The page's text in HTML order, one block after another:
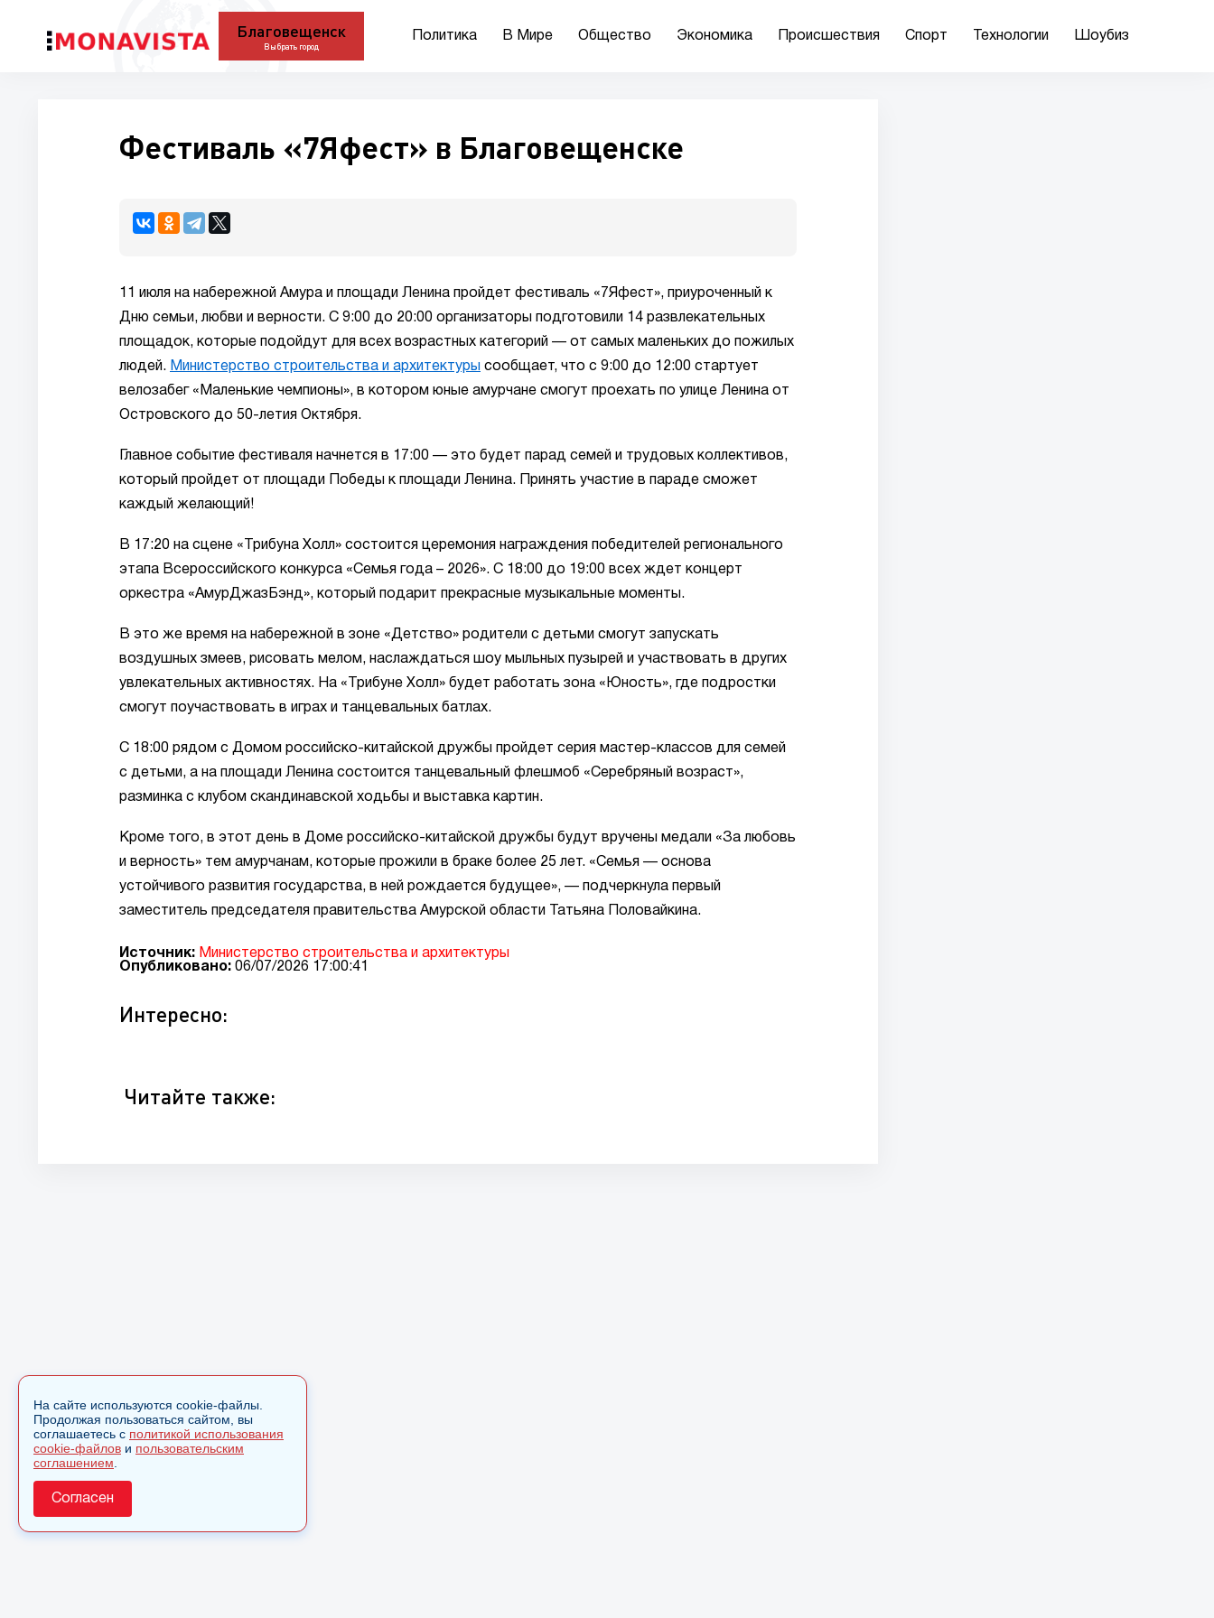
Благовещенск
Выбрать город
Политика В Мире Общество Экономика Происшествия Спорт Технологии Шоубиз
Фестиваль «7Яфест» в Благовещенске
11 июля на набережной Амура и площади Ленина пройдет фестиваль «7Яфест», приуроченный к
Дню семьи, любви и верности. С 9:00 до 20:00 организаторы подготовили 14 развлекательных
площадок, которые подойдут для всех возрастных категорий — от самых маленьких до пожилых
людей. Министерство строительства и архитектуры сообщает, что с 9:00 до 12:00 стартует
велозабег «Маленькие чемпионы», в котором юные амурчане смогут проехать по улице Ленина от
Островского до 50-летия Октября.
Главное событие фестиваля начнется в 17:00 — это будет парад семей и трудовых коллективов,
который пройдет от площади Победы к площади Ленина. Принять участие в параде сможет
каждый желающий!
В 17:20 на сцене «Трибуна Холл» состоится церемония награждения победителей регионального
этапа Всероссийского конкурса «Семья года – 2026». С 18:00 до 19:00 всех ждет концерт
оркестра «АмурДжазБэнд», который подарит прекрасные музыкальные моменты.
В это же время на набережной в зоне «Детство» родители с детьми смогут запускать
воздушных змеев, рисовать мелом, наслаждаться шоу мыльных пузырей и участвовать в других
увлекательных активностях. На «Трибуне Холл» будет работать зона «Юность», где подростки
смогут поучаствовать в играх и танцевальных батлах.
С 18:00 рядом с Домом российско-китайской дружбы пройдет серия мастер-классов для семей
с детьми, а на площади Ленина состоится танцевальный флешмоб «Серебряный возраст»,
разминка с клубом скандинавской ходьбы и выставка картин.
Кроме того, в этот день в Доме российско-китайской дружбы будут вручены медали «За любовь
и верность» тем амурчанам, которые прожили в браке более 25 лет. «Семья — основа
устойчивого развития государства, в ней рождается будущее», — подчеркнула первый
заместитель председателя правительства Амурской области Татьяна Половайкина.
Источник: Министерство строительства и архитектуры
Опубликовано: 06/07/2026 17:00:41
Интересно:
Читайте также:
На сайте используются cookie-файлы.
Продолжая пользоваться сайтом, вы
соглашаетесь с политикой использования
cookie-файлов и пользовательским
соглашением
Согласен